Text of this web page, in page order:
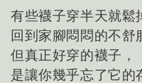
有些襪子穿半天就鬆
回到家腳悶悶的不舒
但真正好穿的襪子，
是讓你幾乎忘了它的